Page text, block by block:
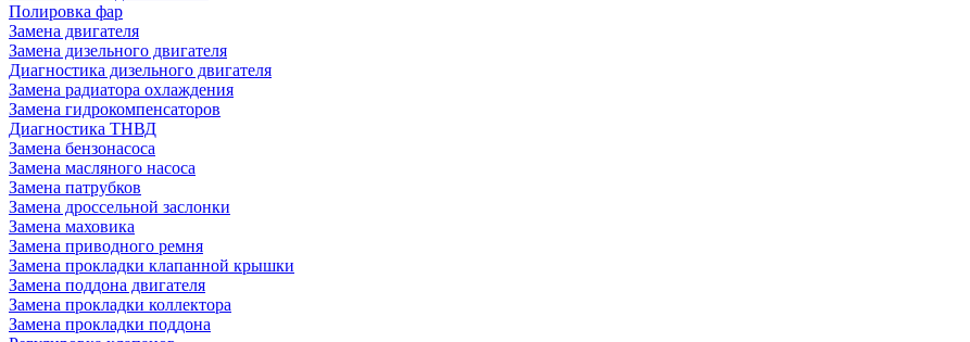
Полировка фар
Замена двигателя
Замена дизельного двигателя
Диагностика дизельного двигателя
Замена радиатора охлаждения
Замена гидрокомпенсаторов
Диагностика ТНВД
Замена бензонасоса
Замена масляного насоса
Замена патрубков
Замена дроссельной заслонки
Замена маховика
Замена приводного ремня
Замена прокладки клапанной крышки
Замена поддона двигателя
Замена прокладки коллектора
Замена прокладки поддона